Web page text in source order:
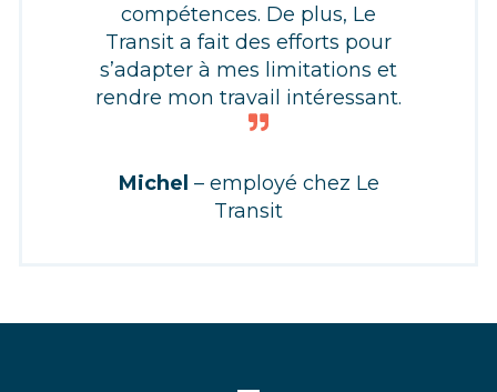
compétences. De plus, Le
Transit a fait des efforts pour
s’adapter à mes limitations et
rendre mon travail intéressant.
Michel – employé chez Le
Transit